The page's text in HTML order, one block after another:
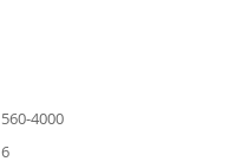
560-4000
6